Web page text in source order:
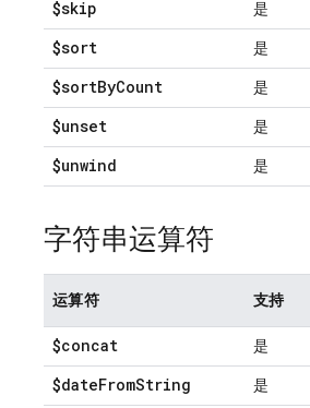
$skip 是
$sort 是
$sortByCount 是
$unset 是
$unwind 是
字符串运算符
运算符 支持
$concat 是
$dateFromString 是